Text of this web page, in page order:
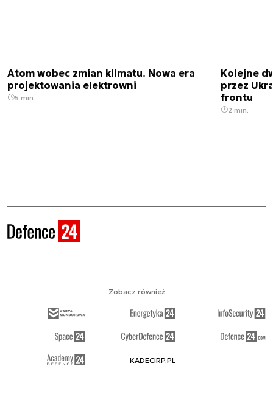
Atom wobec zmian klimatu. Nowa era
projektowania elektrowni
5 min.
Kolejne
przez
frontu
2 min.
Zobacz również
KADECIRP.PL